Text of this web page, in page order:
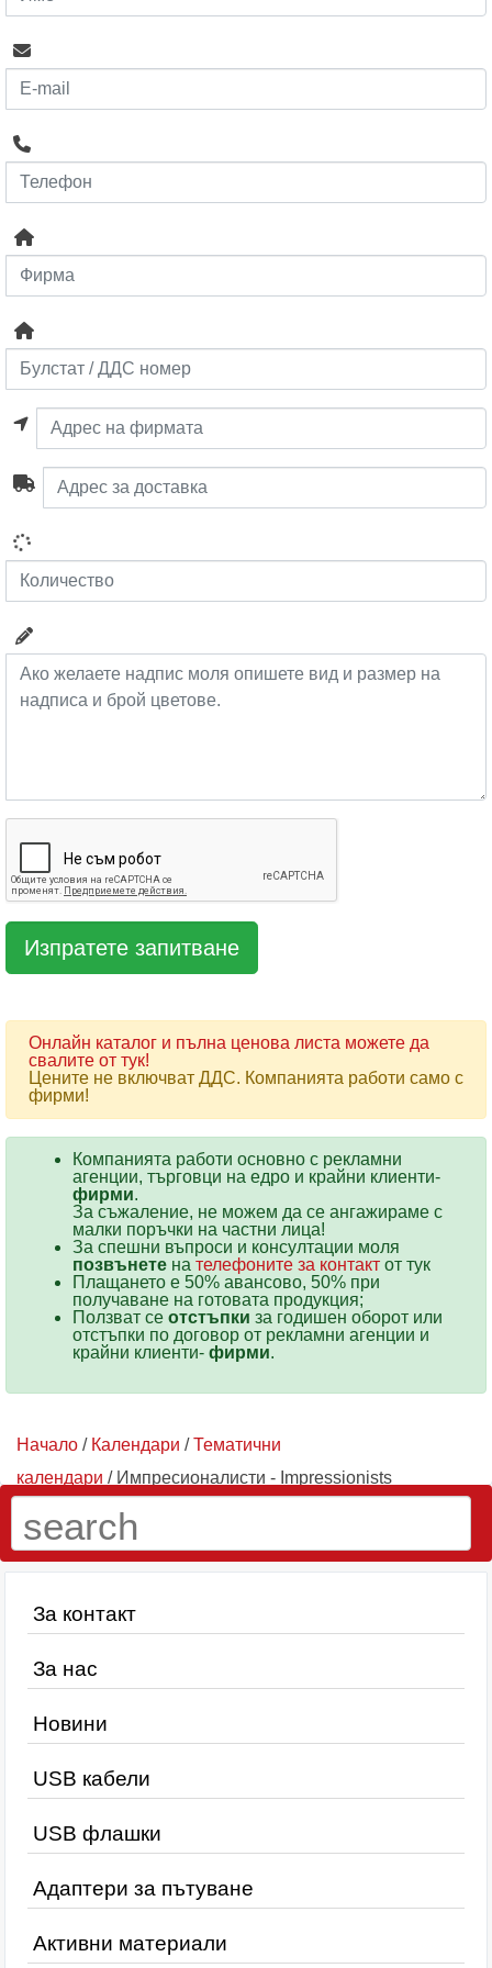
Онлайн каталог и пълна ценова листа можете да
свалите от тук!
Цените не включват ДДС. Компанията работи само с
фирми!
Компанията работи основно с рекламни
агенции, търговци на едро и крайни клиенти-
фирми.
За съжаление, не можем да се ангажираме с
малки поръчки на частни лица!
За спешни въпроси и консултации моля
позвънете на телефоните за контакт от тук
Плащането е 50% авансово, 50% при
получаване на готовата продукция;
Ползват се отстъпки за годишен оборот или
отстъпки по договор от рекламни агенции и
крайни клиенти- фирми.
Начало / Календари /Тематични
календари / Импресионалисти - Impressionists
За контакт
За нас
Новини
USB кабели
USB флашки
Адаптери за пътуване
Активни материали